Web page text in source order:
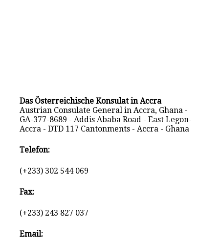
Das Österreichische Konsulat in Accra
Austrian Consulate General in Accra, Ghana -
GA-377-8689 - Addis Ababa Road - East Legon-
Accra - DTD 117 Cantonments - Accra - Ghana
Telefon:
(+233) 302 544 069
Fax:
(+233) 243 827 037
Email: